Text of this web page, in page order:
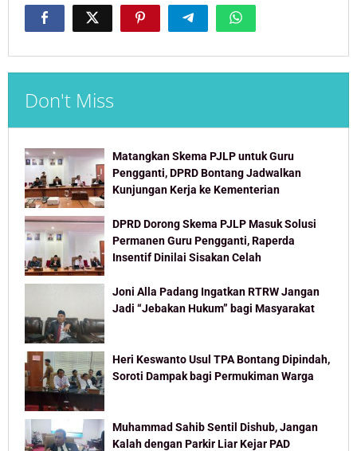
Don't Miss
Matangkan Skema PJLP untuk Guru
Pengganti, DPRD Bontang Jadwalkan
Kunjungan Kerja ke Kementerian
DPRD Dorong Skema PJLP Masuk Solusi
Permanen Guru Pengganti, Raperda
Insentif Dinilai Sisakan Celah
Joni Alla Padang Ingatkan RTRW Jangan
Jadi “Jebakan Hukum” bagi Masyarakat
Heri Keswanto Usul TPA Bontang Dipindah,
Soroti Dampak bagi Permukiman Warga
Muhammad Sahib Sentil Dishub, Jangan
Kalah dengan Parkir Liar Kejar PAD